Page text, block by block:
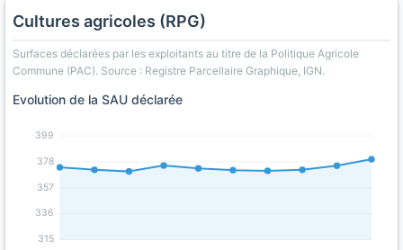
Cultures agricoles (RPG)
Surfaces déclarées par les exploitants au titre de la Politique Agricole
Commune (PAC). Source : Registre Parcellaire Graphique, IGN.
Evolution de la SAU déclarée
315
336
357
378
399